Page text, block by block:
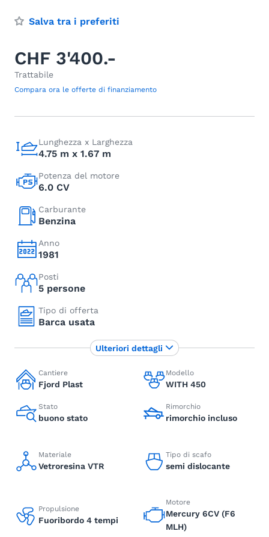
Salva tra i preferiti
CHF 3'400.-
Trattabile
Compara ora le offerte di finanziamento
Lunghezza x Larghezza
4.75 m x 1.67 m
Potenza del motore
6.0 CV
Carburante
Benzina
Anno
1981
Posti
5 persone
Tipo di offerta
Barca usata
Cantiere
Fjord Plast
Modello
WITH 450
Stato
buono stato
Rimorchio
rimorchio incluso
Materiale
Vetroresina VTR
Tipo di scafo
semi dislocante
Propulsione
Fuoribordo 4 tempi
Motore
Mercury 6CV (F6
MLH)
Ulteriori dettagli